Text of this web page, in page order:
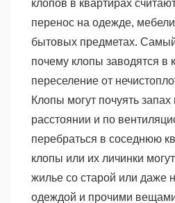
клопов в квартирах
перенос на одежде,
бытовых предметах.
почему клопы заводятся в
переселение от
Клопы могут почуять
расстоянии и по
перебраться в соседнюю
клопы или их личинки
жилье со старой или даже
одеждой и прочими